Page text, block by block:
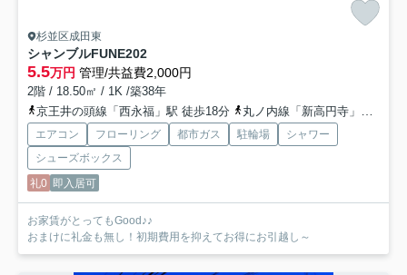
杉並区成田東
シャンブルFUNE202
5.5万円 管理/共益費2,000円
2階 / 18.50㎡ / 1K /築38年
京王井の頭線「西永福」駅 徒歩18分
丸ノ内線「新高円寺」駅 徒歩21分
エアコン フローリング 都市ガス 駐輪場
シャワー
シューズボックス
礼0 即入居可
お家賃がとってもGood♪♪
おまけに礼金も無し！初期費用を抑えてお得にお引越し～